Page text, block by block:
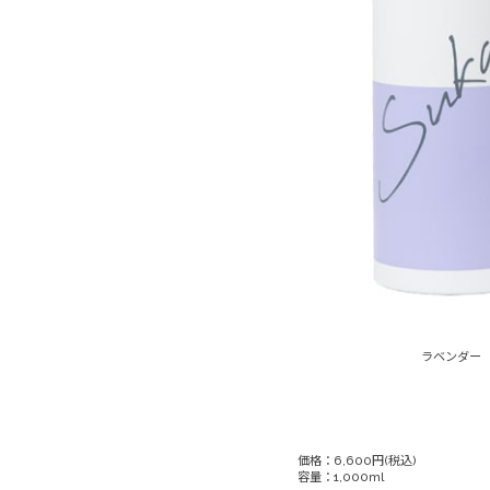
ラベンダー
価格：6,600円(税込)
容量：1,000ml